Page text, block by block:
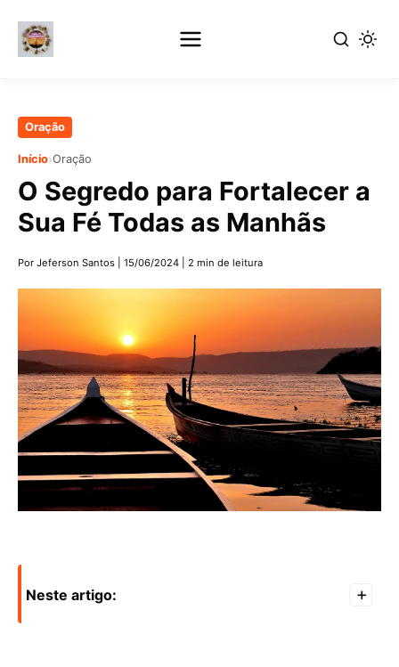
Pular
conteúdo
principal
Oração
Início›Oração
O Segredo para Fortalecer a
Sua Fé Todas as Manhãs
Por Jeferson Santos 15/06/2024 2 min de leitura
Neste artigo: +